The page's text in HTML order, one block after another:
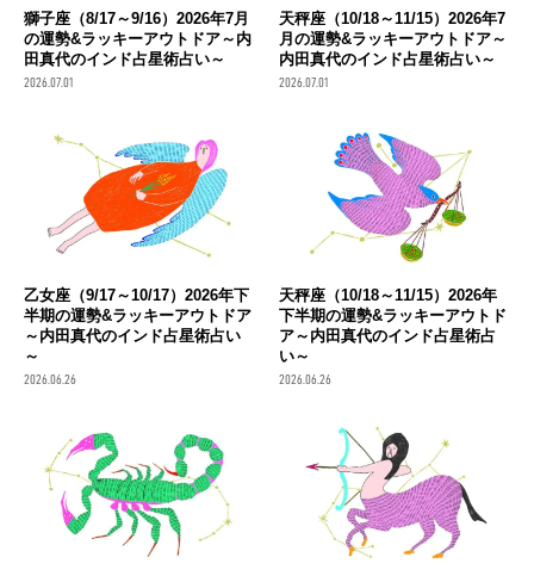
獅子座（8/17～9/16）2026年7月
の運勢&ラッキーアウトドア～内
田真代のインド占星術占い～
2026.07.01
天秤座（10/18～11/15）2026年7
月の運勢&ラッキーアウトドア～
内田真代のインド占星術占い～
2026.07.01
乙女座（9/17～10/17）2026年下
半期の運勢&ラッキーアウトドア
～内田真代のインド占星術占い
～
2026.06.26
天秤座（10/18～11/15）2026年
下半期の運勢&ラッキーアウトド
ア～内田真代のインド占星術占
い～
2026.06.26